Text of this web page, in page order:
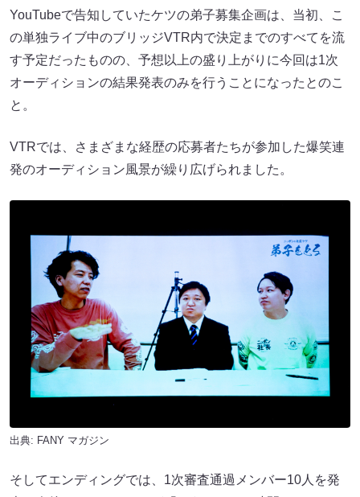
YouTubeで告知していたケツの弟子募集企画は、当初、こ
の単独ライブ中のブリッジVTR内で決定までのすべてを流
す予定だったものの、予想以上の盛り上がりに今回は1次
オーディションの結果発表のみを行うことになったとのこ
と。
VTRでは、さまざまな経歴の応募者たちが参加した爆笑連
発のオーディション風景が繰り広げられました。
出典: FANY マガジン
そしてエンディングでは、1次審査通過メンバー10人を発